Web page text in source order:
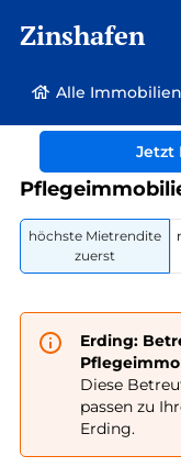
Zinshafen
Alle Immobilien
Jetzt
Betreutes Wohnen und
höchste Mietrendite
zuerst
Erding:
Diese
passen zu
Erding.